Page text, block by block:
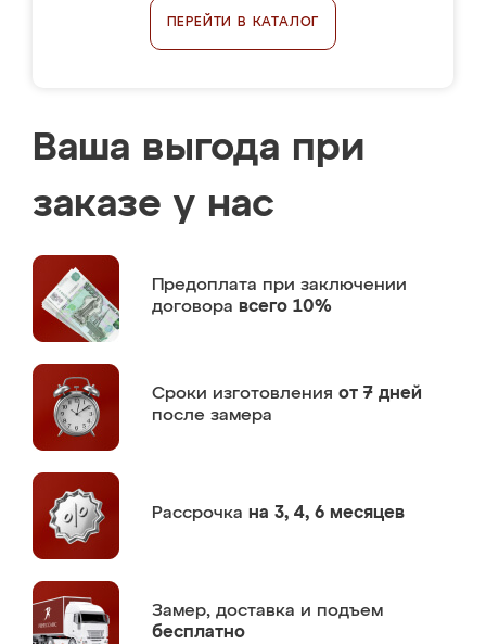
ПЕРЕЙТИ В КАТАЛОГ
Ваша выгода при
заказе у нас
Предоплата при заключении
договора всего 10%
Сроки изготовления от 7 дней
после замера
Рассрочка на 3, 4, 6 месяцев
Замер, доставка и подъем
бесплатно